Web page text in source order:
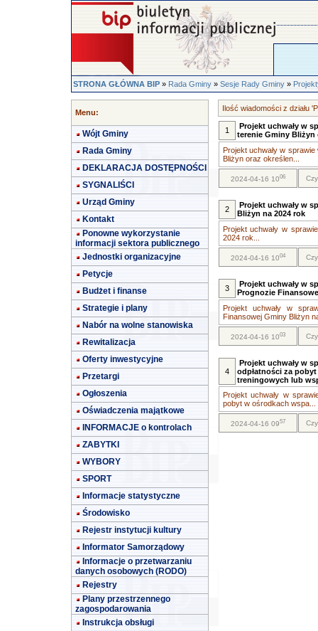
STRONA GŁÓWNA BIP»Rada Gminy»Sesje Rady Gminy»
Menu:
Wójt Gminy
Rada Gminy
DEKLARACJA DOSTĘPNOŚCI
SYGNALIŚCI
Urząd Gminy
Kontakt
Ponowne wykorzystanie
informacji sektora publicznego
Jednostki organizacyjne
Petycje
Budżet i finanse
Strategie i plany
Nabór na wolne stanowiska
Rewitalizacja
Oferty inwestycyjne
Przetargi
Ogłoszenia
Oświadczenia majątkowe
INFORMACJE o kontrolach
ZABYTKI
WYBORY
SPORT
Informacje statystyczne
Środowisko
Rejestr instytucji kultury
Informator Samorządowy
Informacje o przetwarzaniu
danych osobowych (RODO)
Rejestry
Plany przestrzennego
zagospodarowania
Instrukcja obsługi
Ilość wiadomości z działu
1
Projekt uchwały w
terenie Gminy Bliżyn
Projekt uchwały w
Bliżyn oraz określen...
2024-04-16 1006
2
Projekt uchwały w
Bliżyn na 2024 rok
Projekt uchwały w
2024 rok...
2024-04-16 1004
3
Projekt uchwały w
Prognozie
Projekt uchwały w
Finansowej Gminy Bliżyn
2024-04-16 1003
4
Projekt uchwały w
odpłatności za
treningowych lub
Projekt uchwały w
pobyt w ośrodkach wspa...
2024-04-16 0957